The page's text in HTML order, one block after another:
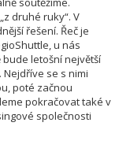
druhé ruky“. V
řešení. Řeč je
u nás
letošní největší
se s nimi
poté začnou
pokračovat také v
společnosti